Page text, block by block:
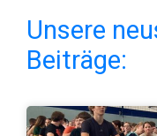
Unsere
Beiträge: